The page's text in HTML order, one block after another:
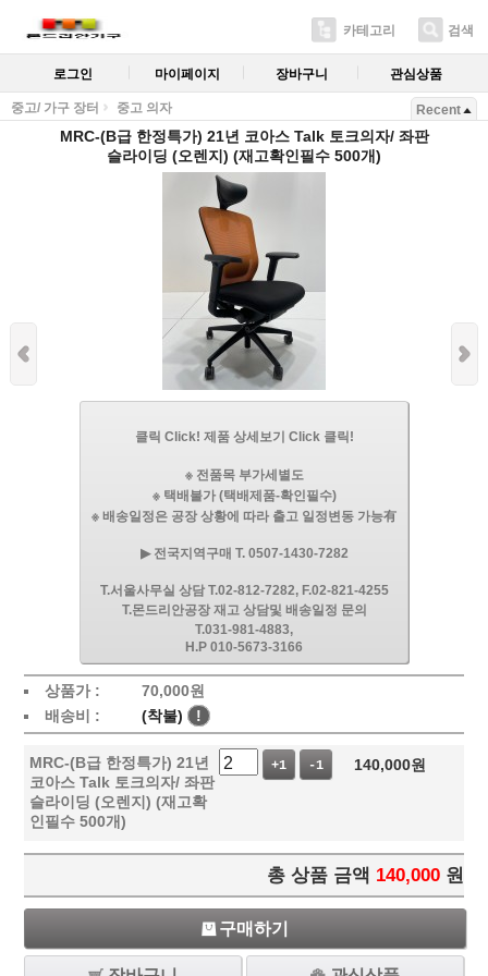
카테고리 검색
로그인 마이페이지 장바구니 관심상품
중고/ 가구 장터 중고 의자 Recent
MRC-(B급 한정특가) 21년 코아스 Talk 토크의자/ 좌판
슬라이딩 (오렌지) (재고확인필수 500개)
클릭 Click! 제품 상세보기 Click 클릭!
※ 전품목 부가세별도
※ 택배불가 (택배제품-확인필수)
※ 배송일정은 공장 상황에 따라 출고 일정변동 가능有
▶ 전국지역구매 T. 0507-1430-7282
T.서울사무실 상담 T.02-812-7282, F.02-821-4255
T.몬드리안공장 재고 상담및 배송일정 문의
T.031-981-4883,
H.P 010-5673-3166
상품가 : 70,000원
배송비 :
(착불) !
MRC-(B급 한정특가) 21년
코아스 Talk 토크의자/ 좌판
슬라이딩 (오렌지) (재고확
인필수 500개)
+1 -1 140,000원
총 상품 금액 140,000 원
구매하기